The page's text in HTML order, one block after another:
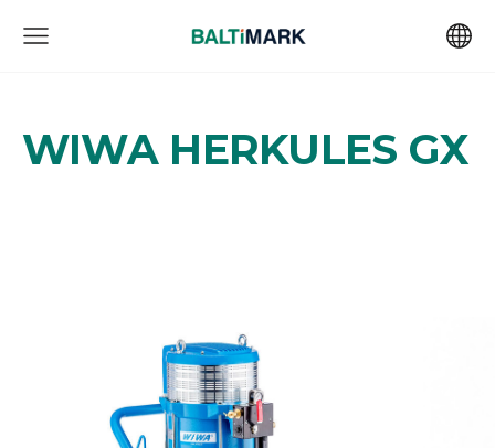
WIWA HERKULES GX